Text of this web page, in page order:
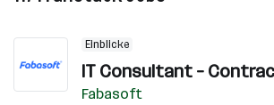
Einblicke
IT Consultant –
Fabasoft